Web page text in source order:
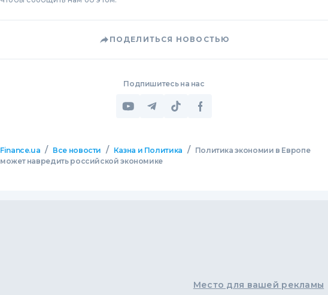
ПОДЕЛИТЬСЯ НОВОСТЬЮ
Подпишитесь на нас
Finance.ua / Все новости / Казна и Политика /
Политика экономии в Европе
может навредить российской экономике
Место для вашей рекламы